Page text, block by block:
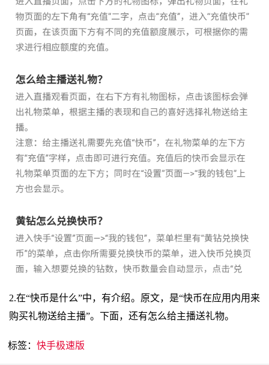
2.在“快币是什么”中，有介绍。原文，是“快币在应用内用来
购买礼物送给主播”。下面，还有怎么给主播送礼物。
标签：快手极速版